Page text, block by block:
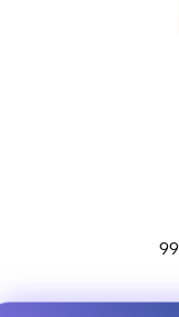
99